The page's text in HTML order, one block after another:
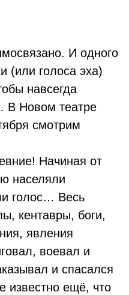
И одного
(или голоса эха)
навсегда
В Новом театре
смотрим
Начиная от
населяли
голос… Весь
кентавры, боги,
явления
воевал и
и спасался
известно ещё, что